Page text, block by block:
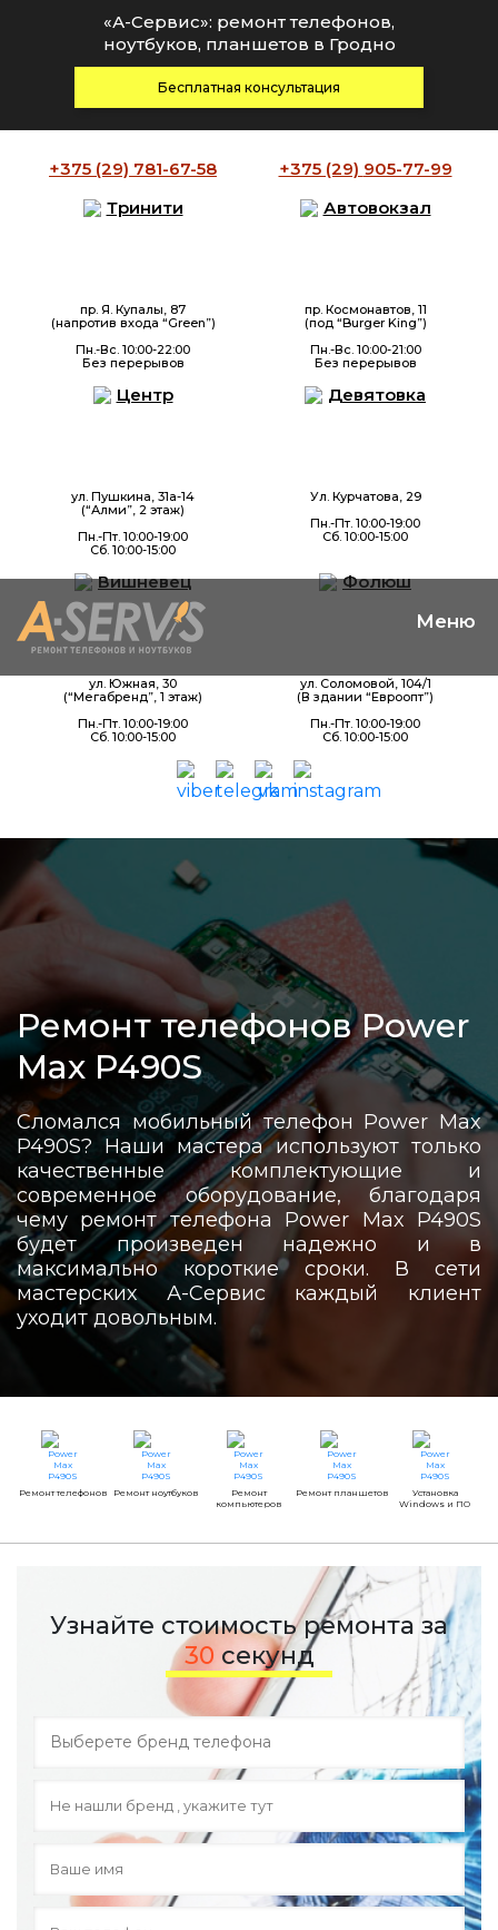
+375 (29) 781-67-58 +375 (29) 905-77-99
Тринити
пр. Я. Купалы, 87
(напротив входа “Green”)
Пн.-Вс. 10:00-22:00
Без перерывов
Автовокзал
пр. Космонавтов, 11
(под “Burger King”)
Пн.-Вс. 10:00-21:00
Без перерывов
Центр
ул. Пушкина, 31а-14
(“Алми”, 2 этаж)
Пн.-Пт. 10:00-19:00
Сб. 10:00-15:00
Девятовка
Ул. Курчатова, 29
Пн.-Пт. 10:00-19:00
Сб. 10:00-15:00
Вишневец
ул. Южная, 30
(“Мегабренд”, 1 этаж)
Пн.-Пт. 10:00-19:00
Сб. 10:00-15:00
Фолюш
ул. Соломовой, 104/1
(В здании “Евроопт”)
Пн.-Пт. 10:00-19:00
Сб. 10:00-15:00
«А-Сервис»: ремонт телефонов,
ноутбуков, планшетов в Гродно
Бесплатная консультация
Ремонт телефонов Power
Max P490S
Сломался мобильный телефон Power Max
P490S? Наши мастера используют только
качественные комплектующие и
современное оборудование, благодаря
чему ремонт телефона Power Max P490S
будет произведен надежно и в
максимально короткие сроки. В сети
мастерских А-Сервис каждый клиент
уходит довольным.
Ремонт телефонов Ремонт ноутбуков
Ремонт
компьютеров
Ремонт планшетов
Установка
Windows и ПО
Узнайте стоимость ремонта за
30 секунд